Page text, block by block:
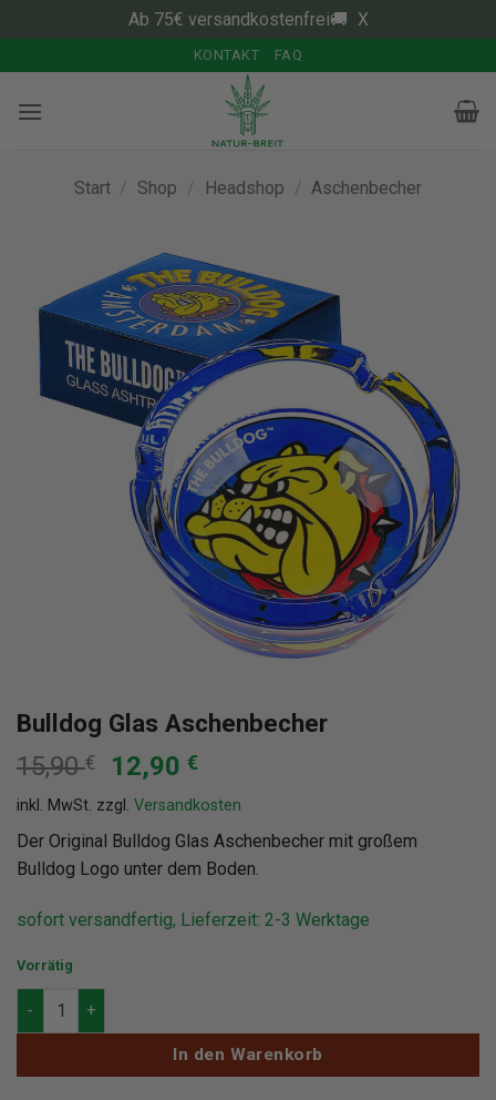
Ab 75€ versandkostenfrei🚚 X
Inhalt
springen
KONTAKT FAQ
Start / Shop / Headshop / Aschenbecher
Bulldog Glas Aschenbecher
15,90€
Ursprünglicher
Preis
war:
15,90 €
12,90€
Preis
ist:
12,90 €.
inkl. MwSt. zzgl. Versandkosten
Der Original Bulldog Glas Aschenbecher mit großem
Bulldog Logo unter dem Boden.
sofort versandfertig, Lieferzeit: 2-3 Werktage
Vorrätig
Bulldog Glas Aschenbecher Menge
In den Warenkorb